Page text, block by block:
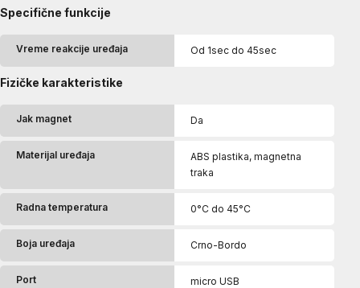
Specifične funkcije
Vreme reakcije uređaja Od 1sec do 45sec
Fizičke karakteristike
Jak magnet Da
Materijal uređaja
ABS plastika, magnetna
traka
Radna temperatura 0°C do 45°C
Boja uređaja Crno-Bordo
Port micro USB